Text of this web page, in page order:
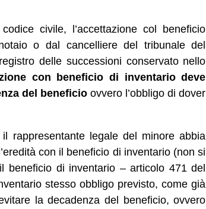
civile, l’accettazione col beneficio
o dal cancelliere del tribunale del
delle successioni conservato nello
con beneficio di inventario deve
del beneficio ovvero l’obbligo di dover
rappresentante legale del minore abbia
con il beneficio di inventario (non si
di inventario – articolo 471 del
stesso obbligo previsto, come già
la decadenza del beneficio, ovvero